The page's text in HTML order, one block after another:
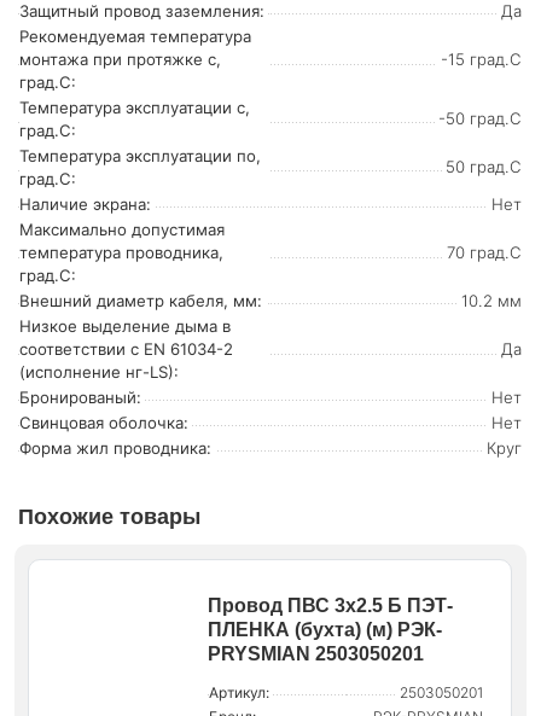
Защитный провод заземления:
Да
Рекомендуемая температура
монтажа при протяжке с,
град.C:
-15 град.C
Температура эксплуатации с,
град.C:
-50 град.C
Температура эксплуатации по,
град.C:
50 град.C
Наличие экрана:
Нет
Максимально допустимая
температура проводника,
град.C:
70 град.C
Внешний диаметр кабеля, мм:
10.2 мм
Низкое выделение дыма в
соответствии с EN 61034-2
(исполнение нг-LS):
Да
Бронированый:
Нет
Свинцовая оболочка:
Нет
Форма жил проводника:
Круг
Похожие товары
Провод ПВС 3х2.5 Б ПЭТ-
ПЛЕНКА (бухта) (м) РЭК-
PRYSMIAN 2503050201
Артикул:
2503050201